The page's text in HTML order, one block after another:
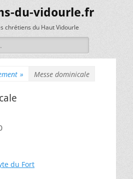
du-vidourle.fr
chrétiens du Haut Vidourle
» Messe dominicale
du Fort